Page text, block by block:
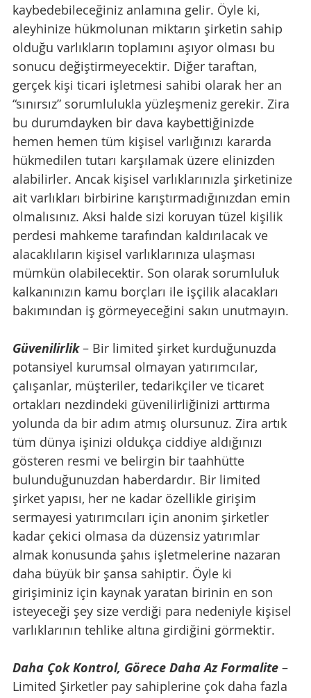
kaybedebileceğiniz anlamına gelir. Öyle ki,
aleyhinize hükmolunan miktarın şirketin sahip
olduğu varlıkların toplamını aşıyor olması bu
sonucu değiştirmeyecektir. Diğer taraftan,
gerçek kişi ticari işletmesi sahibi olarak her an
“sınırsız” sorumlulukla yüzleşmeniz gerekir. Zira
bu durumdayken bir dava kaybettiğinizde
hemen hemen tüm kişisel varlığınızı kararda
hükmedilen tutarı karşılamak üzere elinizden
alabilirler. Ancak kişisel varlıklarınızla şirketinize
ait varlıkları birbirine karıştırmadığınızdan emin
olmalısınız. Aksi halde sizi koruyan tüzel kişilik
perdesi mahkeme tarafından kaldırılacak ve
alacaklıların kişisel varlıklarınıza ulaşması
mümkün olabilecektir. Son olarak sorumluluk
kalkanınızın kamu borçları ile işçilik alacakları
bakımından iş görmeyeceğini sakın unutmayın.
Güvenilirlik – Bir limited şirket kurduğunuzda
potansiyel kurumsal olmayan yatırımcılar,
çalışanlar, müşteriler, tedarikçiler ve ticaret
ortakları nezdindeki güvenilirliğinizi arttırma
yolunda da bir adım atmış olursunuz. Zira artık
tüm dünya işinizi oldukça ciddiye aldığınızı
gösteren resmi ve belirgin bir taahhütte
bulunduğunuzdan haberdardır. Bir limited
şirket yapısı, her ne kadar özellikle girişim
sermayesi yatırımcıları için anonim şirketler
kadar çekici olmasa da düzensiz yatırımlar
almak konusunda şahıs işletmelerine nazaran
daha büyük bir şansa sahiptir. Öyle ki
girişiminiz için kaynak yaratan birinin en son
isteyeceği şey size verdiği para nedeniyle kişisel
varlıklarının tehlike altına girdiğini görmektir.
Daha Çok Kontrol, Görece Daha Az Formalite –
Limited Şirketler pay sahiplerine çok daha fazla